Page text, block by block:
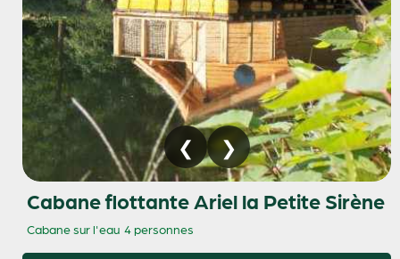
Cabane flottante Ariel la Petite Sirène
Cabane sur l'eau 4 personnes